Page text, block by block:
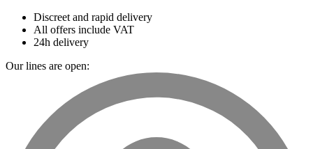
Discreet and rapid delivery
All offers include VAT
24h delivery
Our lines are open: